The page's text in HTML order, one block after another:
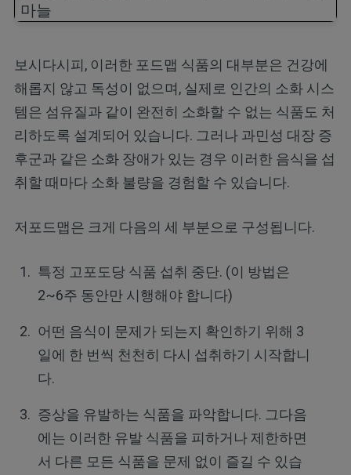
마늘
보시다시피, 이러한 포드맵 식품의 대부분은 건강에
해롭지 않고 독성이 없으며, 실제로 인간의 소화 시스
템은 섬유질과 같이 완전히 소화할 수 없는 식품도 처
리하도록 설계되어 있습니다. 그러나 과민성 대장 증
후군과 같은 소화 장애가 있는 경우 이러한 음식을 섭
취할 때마다 소화 불량을 경험할 수 있습니다.
저포드맵은 크게 다음의 세 부분으로 구성됩니다.
특정 고포도당 식품 섭취 중단. (이 방법은
2~6주 동안만 시행해야 합니다)
어떤 음식이 문제가 되는지 확인하기 위해 3
일에 한 번씩 천천히 다시 섭취하기 시작합니
다.
증상을 유발하는 식품을 파악합니다. 그다음
에는 이러한 유발 식품을 피하거나 제한하면
서 다른 모든 식품을 문제 없이 즐길 수 있습